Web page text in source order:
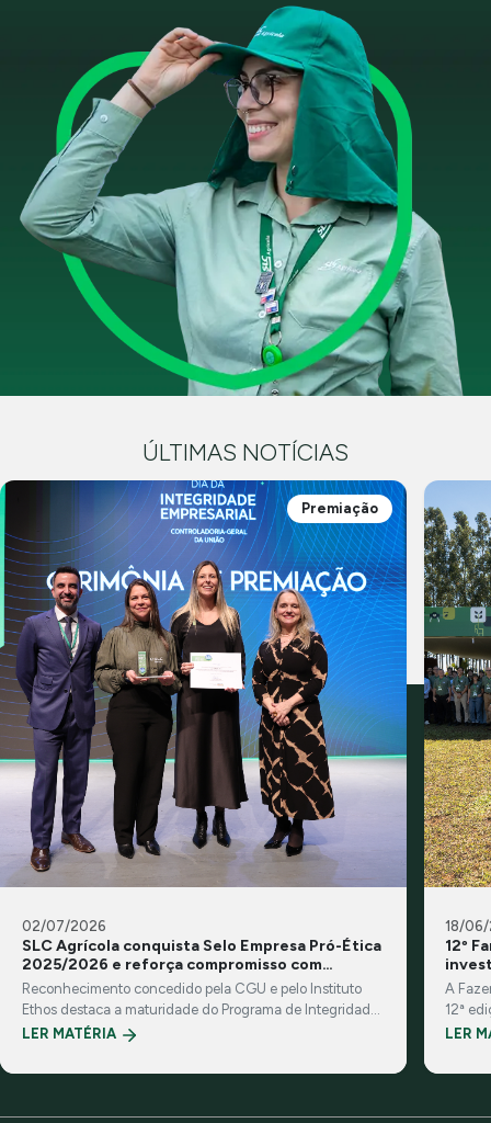
ÚLTIMAS NOTÍCIAS
Premiação
02/07/2026
SLC Agrícola conquista Selo Empresa Pró-Ética
2025/2026 e reforça compromisso com
integridade e transparência
Reconhecimento concedido pela CGU e pelo Instituto
Ethos destaca a maturidade do Programa de Integridade
da Companhia e suas práticas de governança
LER MATÉRIA
18/
12º
A
12ª
LER